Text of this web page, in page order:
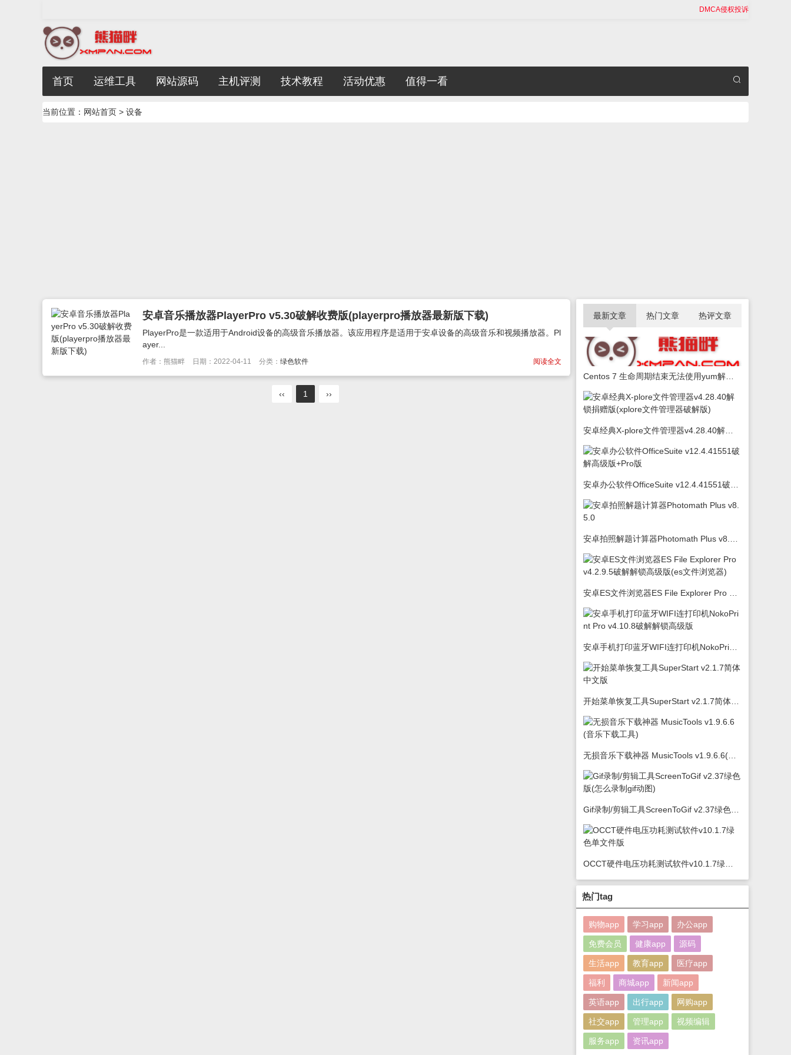
DMCA侵权投诉
首页 运维工具 网站源码 主机评测 技术教程 活动优惠 值得一看
当前位置： 网站首页 > 设备
安卓音乐播放器PlayerPro v5.30破解收费版(playerpro播放器最新版下载)
PlayerPro是一款适用于Android设备的高级音乐播放器。该应用程序是适用于安卓设备的高级音乐和视频播放器。Pl
ayer...
阅读全文
作者：熊猫畔 日期：2022-04-11 分类： 绿色软件
‹‹ 1 ››
最新文章 热门文章 热评文章
热门tag
购物app 学习app 办公app
免费会员 健康app 源码
生活app 教育app 医疗app
福利 商城app 新闻app
英语app 出行app 网购app
社交app 管理app 视频编辑
服务app 资讯app